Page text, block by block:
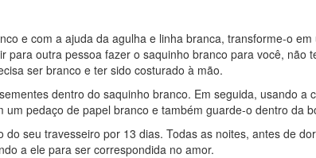
e com a ajuda da agulha e linha branca, transforme-o
para outra pessoa fazer o saquinho branco para você, não
ser branco e ter sido costurado à mão.
dentro do saquinho branco. Em seguida, usando a
um pedaço de papel branco e também guarde-o dentro da
do seu travesseiro por 13 dias. Todas as noites, antes de
a ele para ser correspondida no amor.